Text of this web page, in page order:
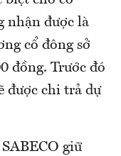
nhận được là
cổ đông sở
đồng. Trước đó
được chi trả dự
giữ